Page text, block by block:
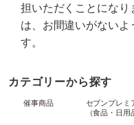
担いただくことにな
は、お間違いがないよ
す。
カテゴリーから探す
催事商品
セブンプレミ
（食品・日用